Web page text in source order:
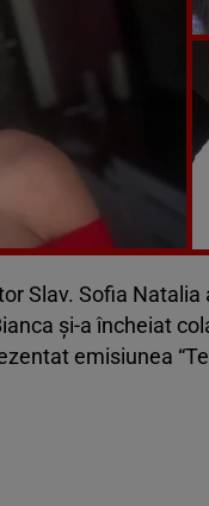
Slav. Sofia
și-a încheiat
emisiunea